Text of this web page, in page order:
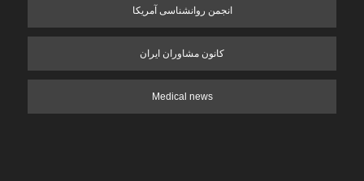
انجمن روانشناسی آمریکا
کانون مشاوران ایران
Medical news